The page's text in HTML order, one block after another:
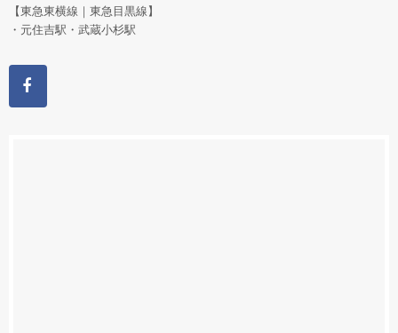
【東急東横線｜東急目黒線】
・元住吉駅・武蔵小杉駅